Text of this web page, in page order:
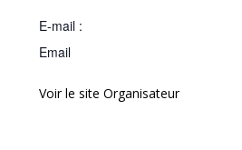
E-mail :
Email
Voir le site Organisateur